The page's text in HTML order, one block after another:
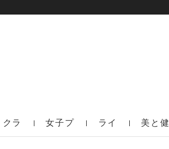
クラ 女子プ ライ 美と健